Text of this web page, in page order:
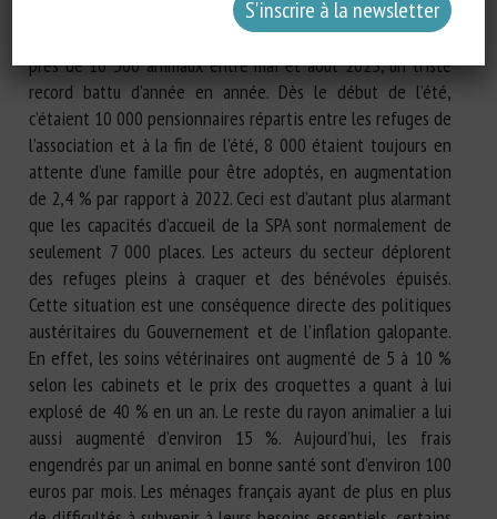
France, la championne d’Europe des abandons. En effet, la
Société protectrice des animaux (SPA) indique avoir accueilli
près de 16 500 animaux entre mai et août 2023, un triste
record battu d’année en année. Dès le début de l’été,
c’étaient 10 000 pensionnaires répartis entre les refuges de
l’association et à la fin de l’été, 8 000 étaient toujours en
attente d’une famille pour être adoptés, en augmentation
de 2,4 % par rapport à 2022. Ceci est d’autant plus alarmant
que les capacités d’accueil de la SPA sont normalement de
seulement 7 000 places. Les acteurs du secteur déplorent
des refuges pleins à craquer et des bénévoles épuisés.
Cette situation est une conséquence directe des politiques
austéritaires du Gouvernement et de l’inflation galopante.
En effet, les soins vétérinaires ont augmenté de 5 à 10 %
selon les cabinets et le prix des croquettes a quant à lui
explosé de 40 % en un an. Le reste du rayon animalier a lui
aussi augmenté d’environ 15 %. Aujourd’hui, les frais
engendrés par un animal en bonne santé sont d’environ 100
euros par mois. Les ménages français ayant de plus en plus